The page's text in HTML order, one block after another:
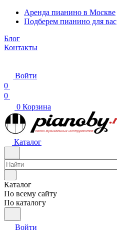
Аренда пианино в Москве
Подберем пианино для вас
Блог
Контакты
Войти
0
0
0 Корзина
Каталог
Каталог
По всему сайту
По каталогу
Войти